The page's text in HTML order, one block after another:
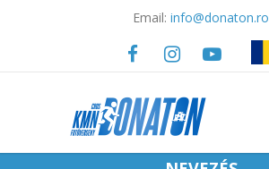
Email: info@donaton.ro